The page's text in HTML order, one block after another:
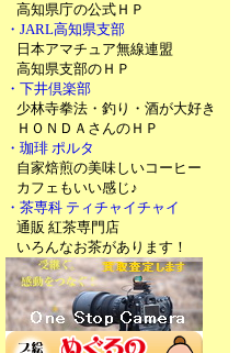
高知県庁の公式ＨＰ
・JARL高知県支部
日本アマチュア無線連盟
高知県支部のＨＰ
・下井倶楽部
少林寺拳法・釣り・酒が大好き
ＨＯＮＤＡさんのＨＰ
・珈琲 ポルタ
自家焙煎の美味しいコーヒー
カフェもいい感じ♪
・茶専科 ティチャイチャイ
通販 紅茶専門店
いろんなお茶があります！